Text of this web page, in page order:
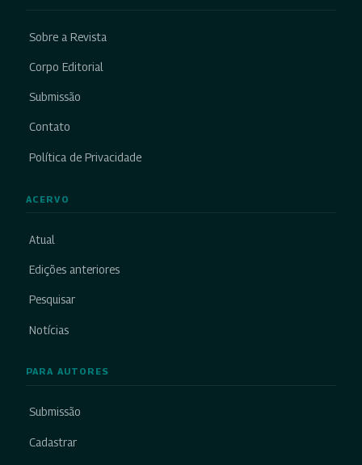
Sobre a Revista
Corpo Editorial
Submissão
Contato
Política de Privacidade
ACERVO
Atual
Edições anteriores
Pesquisar
Notícias
PARA AUTORES
Submissão
Cadastrar